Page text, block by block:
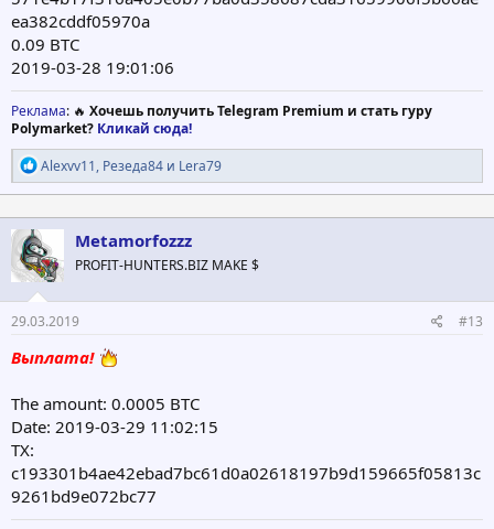
ea382cddf05970a
0.09 BTC
2019-03-28 19:01:06
Реклама: 🔥 Хочешь получить Telegram Premium и стать гуру
Polymarket? Кликай сюда!
Р
е
а
к
ц
и
и
:
Alexvv11, Резеда84 и Lera79
Metamorfozzz
PROFIT-HUNTERS.BIZ MAKE $
29.03.2019 #13
Выплата!
The amount: 0.0005 BTC
Date: 2019-03-29 11:02:15
TX:
c193301b4ae42ebad7bc61d0a02618197b9d159665f05813c
9261bd9e072bc77